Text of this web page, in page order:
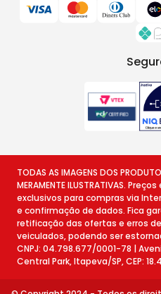
TODAS AS IMAGENS DOS
MERAMENTE ILUSTRATIVAS.
exclusivos para compras via
e confirmação de dados. Fica
retificação das ofertas e erros
veiculados, podendo ser
CNPJ: 04.798.677/0001-78 |
Central Park, Itapeva/SP, CEP: